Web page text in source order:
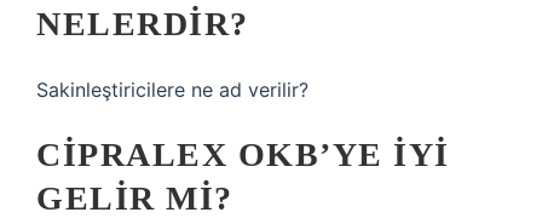
NELERDIR?
Sakinleştiricilere ne ad verilir?
CIPRALEX OKB’YE IYI
GELIR MI?